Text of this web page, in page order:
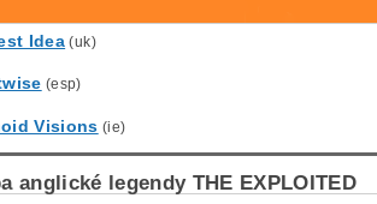
Idea (uk)
(esp)
Visions (ie)
anglické legendy THE EXPLOITED